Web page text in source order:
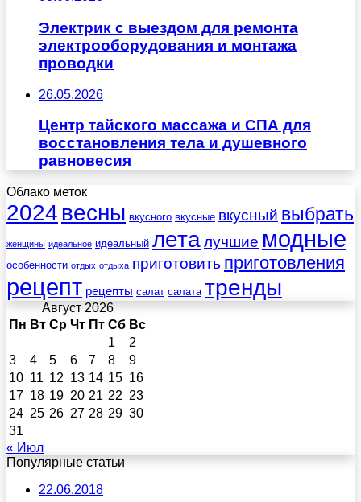
Электрик с выездом для ремонта
электрооборудования и монтажа
проводки
26.05.2026
Центр тайского массажа и СПА для
восстановления тела и душевного
равновесия
Облако меток
2024 весны вкусного вкусные вкусный выбрать
женщины идеальное идеальный леталучшие модные
особенности отдых отдыха приготовить приготовления
рецепт рецепты салат салата тренды
Август 2026
Пн Вт Ср Чт Пт Сб Вс
1
2
3
4 5 6 7 8
9
10 11 12 13 14 15 16
17 18 19 20 21 22 23
24 25 26 27 28 29 30
31
« Июл
Популярные статьи
22.06.2018